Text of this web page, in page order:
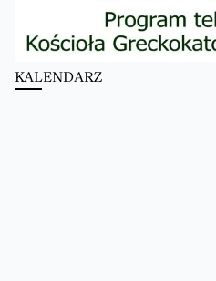
KALENDARZ